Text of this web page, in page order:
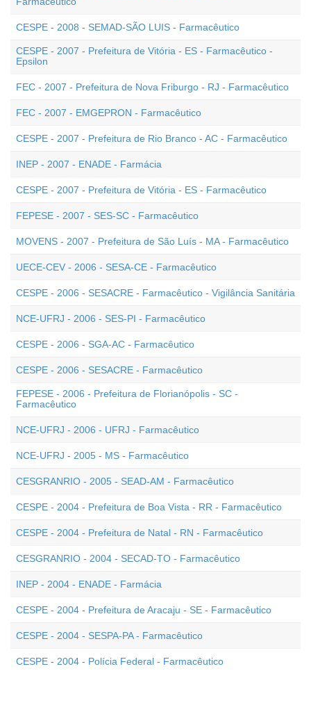
CESPE - 2008 - SEMAD-SÃO LUIS - Farmacêutico
CESPE - 2007 - Prefeitura de Vitória - ES - Farmacêutico -
Epsilon
FEC - 2007 - Prefeitura de Nova Friburgo - RJ - Farmacêutico
FEC - 2007 - EMGEPRON - Farmacêutico
CESPE - 2007 - Prefeitura de Rio Branco - AC - Farmacêutico
INEP - 2007 - ENADE - Farmácia
CESPE - 2007 - Prefeitura de Vitória - ES - Farmacêutico
FEPESE - 2007 - SES-SC - Farmacêutico
MOVENS - 2007 - Prefeitura de São Luís - MA - Farmacêutico
UECE-CEV - 2006 - SESA-CE - Farmacêutico
CESPE - 2006 - SESACRE - Farmacêutico - Vigilância Sanitária
NCE-UFRJ - 2006 - SES-PI - Farmacêutico
CESPE - 2006 - SGA-AC - Farmacêutico
CESPE - 2006 - SESACRE - Farmacêutico
FEPESE - 2006 - Prefeitura de Florianópolis - SC -
Farmacêutico
NCE-UFRJ - 2006 - UFRJ - Farmacêutico
NCE-UFRJ - 2005 - MS - Farmacêutico
CESGRANRIO - 2005 - SEAD-AM - Farmacêutico
CESPE - 2004 - Prefeitura de Boa Vista - RR - Farmacêutico
CESPE - 2004 - Prefeitura de Natal - RN - Farmacêutico
CESGRANRIO - 2004 - SECAD-TO - Farmacêutico
INEP - 2004 - ENADE - Farmácia
CESPE - 2004 - Prefeitura de Aracaju - SE - Farmacêutico
CESPE - 2004 - SESPA-PA - Farmacêutico
CESPE - 2004 - Polícia Federal - Farmacêutico